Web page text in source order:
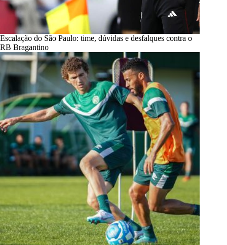
Escalação do São Paulo: time, dúvidas e desfalques contra o
RB Bragantino